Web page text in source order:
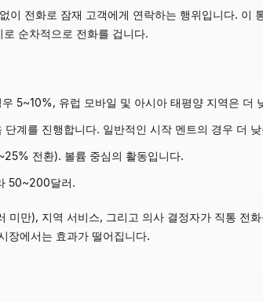
이 전화로 잠재 고객에게 연락하는 행위입니다. 이
순차적으로 전화를 겁니다.
5~10%, 유럽 모바일 및 아시아 태평양 지역은
계를 진행합니다. 일반적인 시작 멘트의 경우 더
전환). 볼륨 중심의 활동입니다.
50~200달러.
만), 지역 서비스, 그리고 의사 결정자가 직통 전
장에서는 효과가 떨어집니다.